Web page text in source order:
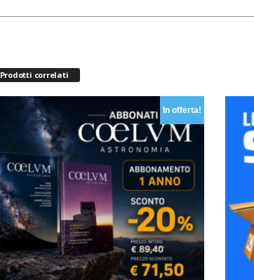
Prodotti correlati
In offerta!